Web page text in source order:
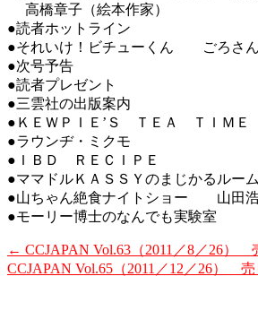
高橋章子（絵本作家）
●読者ホットライン
●それいけ！ビチューくん ごろさん
●次号予告
●読者プレゼント
●三雲社の出版案内
●ＫＥＷＰＩＥ’Ｓ ＴＥＡ ＴＩＭ
●ラウンヂ・ミクモ
●ＩＢＤ ＲＥＣＩＰＥ
●ママドルＫＡＳＳＹのまじかるルー
●山ちゃん絶食ナイトショー 山田
●モーリー博士のなんでも実験室
← CCJAPAN Vol.63（2011／8／26）
CCJAPAN Vol.65（2011／12／26）